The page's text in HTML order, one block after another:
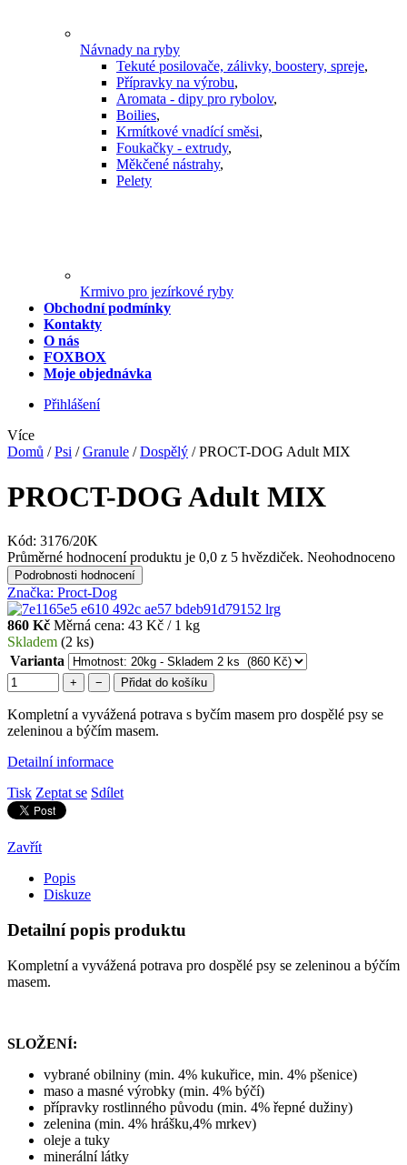
Návnady na ryby
Tekuté posilovače, zálivky, boostery, spreje,
Přípravky na výrobu,
Aromata - dipy pro rybolov,
Boilies,
Krmítkové vnadící směsi,
Foukačky - extrudy,
Měkčené nástrahy,
Pelety
Krmivo pro jezírkové ryby
Obchodní podmínky
Kontakty
O nás
FOXBOX
Moje objednávka
Přihlášení
Více
Domů / Psi / Granule / Dospělý / PROCT-DOG Adult MIX
PROCT-DOG Adult MIX
Kód: 3176/20K
Průměrné hodnocení produktu je 0,0 z 5 hvězdiček. Neohodnoceno
Podrobnosti hodnocení
Značka: Proct-Dog
860 Kč Měrná cena: 43 Kč / 1 kg
Skladem (2 ks)
Varianta
+ − Přidat do košíku
Kompletní a vyvážená potrava s byčím masem pro dospělé psy se
zeleninou a býčím masem.
Detailní informace
Tisk Zeptat se Sdílet
Zavřít
Popis
Diskuze
Detailní popis produktu
Kompletní a vyvážená potrava pro dospělé psy se zeleninou a býčím
masem.
SLOŽENÍ:
vybrané obilniny (min. 4% kukuřice, min. 4% pšenice)
maso a masné výrobky (min. 4% býčí)
přípravky rostlinného původu (min. 4% řepné dužiny)
zelenina (min. 4% hrášku,4% mrkev)
oleje a tuky
minerální látky